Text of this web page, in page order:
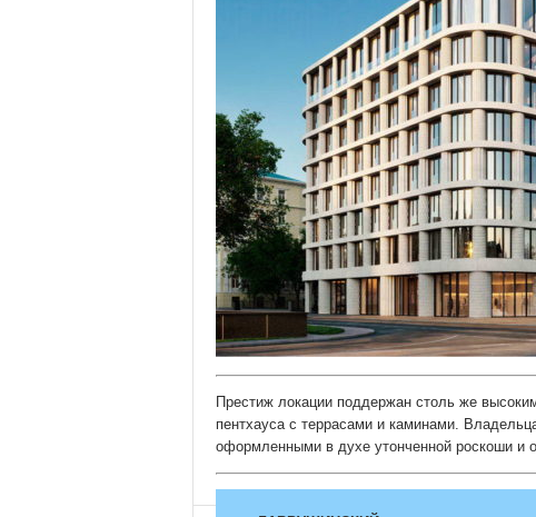
Престиж локации поддержан столь же
пентхауса с террасами и каминами.
оформленными в духе утонченной роскоши и